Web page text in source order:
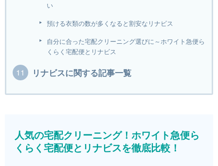
い
預ける衣類の数が多くなると割安なリナビス
自分に合った宅配クリーニング選びに～ホワイト急便ら
くらく宅配便とリナビス
リナビスに関する記事一覧
人気の宅配クリーニング！ホワイト急便ら
くらく宅配便とリナビスを徹底比較！